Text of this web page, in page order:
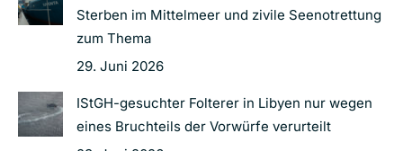
Sterben im Mittelmeer und zivile Seenotrettung
zum Thema
29. Juni 2026
IStGH-gesuchter Folterer in Libyen nur wegen
eines Bruchteils der Vorwürfe verurteilt